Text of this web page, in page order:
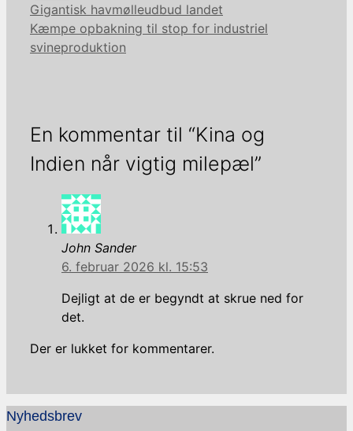
Gigantisk havmølleudbud landet
Kæmpe opbakning til stop for industriel
svineproduktion
En kommentar til “Kina og
Indien når vigtig milepæl”
John Sander
6. februar 2026 kl. 15:53
Dejligt at de er begyndt at skrue ned for
det.
Der er lukket for kommentarer.
Nyhedsbrev